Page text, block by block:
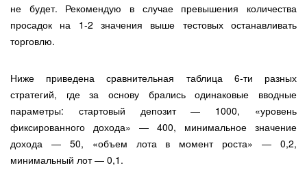
не будет. Рекомендую в случае превышения количества
просадок на 1-2 значения выше тестовых останавливать
торговлю.
Ниже приведена сравнительная таблица 6-ти разных
стратегий, где за основу брались одинаковые вводные
параметры: стартовый депозит — 1000, «уровень
фиксированного дохода» — 400, минимальное значение
дохода — 50, «объем лота в момент роста» — 0,2,
минимальный лот — 0,1.